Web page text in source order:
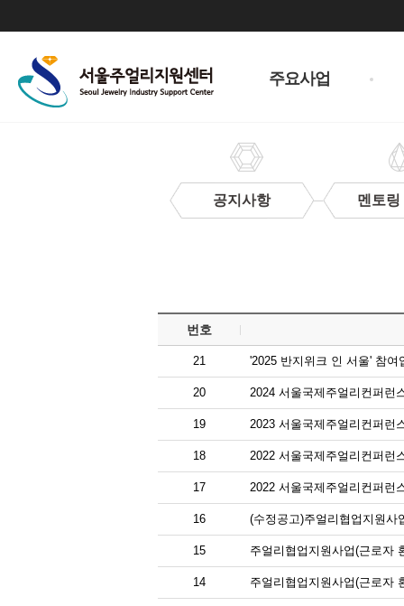
주요사업
공지사항 멘토링
번호
21 '2025 반지위크 인 서울' 참
20 2024 서울국제주얼리컨퍼런
19 2023 서울국제주얼리컨퍼런
18 2022 서울국제주얼리컨퍼런
17 2022 서울국제주얼리컨퍼런
16 (수정공고)주얼리협업지원사
15 주얼리협업지원사업(근로자
14 주얼리협업지원사업(근로자